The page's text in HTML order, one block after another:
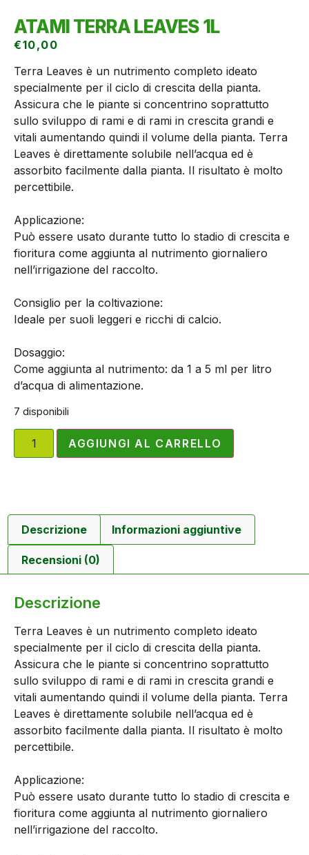
ATAMI TERRA LEAVES 1L
€10,00
Terra Leaves è un nutrimento completo ideato
specialmente per il ciclo di crescita della pianta.
Assicura che le piante si concentrino soprattutto
sullo sviluppo di rami e di rami in crescita grandi e
vitali aumentando quindi il volume della pianta. Terra
Leaves è direttamente solubile nell’acqua ed è
assorbito facilmente dalla pianta. Il risultato è molto
percettibile.
Applicazione:
Può essere usato durante tutto lo stadio di crescita e
fioritura come aggiunta al nutrimento giornaliero
nell’irrigazione del raccolto.
Consiglio per la coltivazione:
Ideale per suoli leggeri e ricchi di calcio.
Dosaggio:
Come aggiunta al nutrimento: da 1 a 5 ml per litro
d’acqua di alimentazione.
7 disponibili
AGGIUNGI AL CARRELLO
Descrizione Informazioni aggiuntive
Recensioni (0)
Descrizione
Terra Leaves è un nutrimento completo ideato
specialmente per il ciclo di crescita della pianta.
Assicura che le piante si concentrino soprattutto
sullo sviluppo di rami e di rami in crescita grandi e
vitali aumentando quindi il volume della pianta. Terra
Leaves è direttamente solubile nell’acqua ed è
assorbito facilmente dalla pianta. Il risultato è molto
percettibile.
Applicazione:
Può essere usato durante tutto lo stadio di crescita e
fioritura come aggiunta al nutrimento giornaliero
nell’irrigazione del raccolto.